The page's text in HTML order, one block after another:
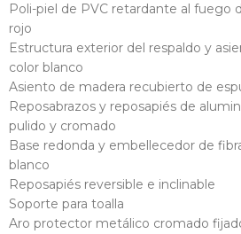
Poli-piel de PVC retardante al fuego
rojo
Estructura exterior del respaldo y
color blanco
Asiento de madera recubierto de
Reposabrazos y reposapiés de
pulido y cromado
Base redonda y embellecedor de
blanco
Reposapiés reversible e inclinable
Soporte para toalla
Aro protector metálico cromado